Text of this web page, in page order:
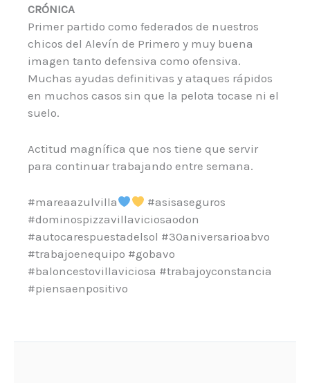
CRÓNICA
Primer partido como federados de nuestros
chicos del Alevín de Primero y muy buena
imagen tanto defensiva como ofensiva.
Muchas ayudas definitivas y ataques rápidos
en muchos casos sin que la pelota tocase ni el
suelo.
Actitud magnífica que nos tiene que servir
para continuar trabajando entre semana.
#mareaazulvilla
#asisaseguros
#dominospizzavillaviciosaodon
#autocarespuestadelsol #30aniversarioabvo
#trabajoenequipo #gobavo
#baloncestovillaviciosa #trabajoyconstancia
#piensaenpositivo